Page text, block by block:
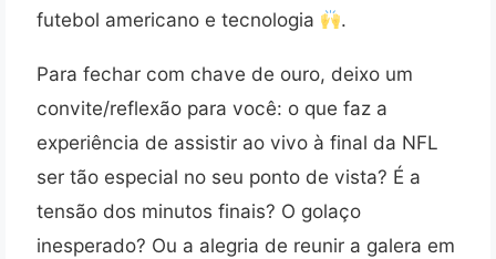
futebol americano e tecnologia
.
Para fechar com chave de ouro, deixo um
convite/reflexão para você: o que faz a
experiência de assistir ao vivo à final da NFL
ser tão especial no seu ponto de vista? É a
tensão dos minutos finais? O golaço
inesperado? Ou a alegria de reunir a galera em